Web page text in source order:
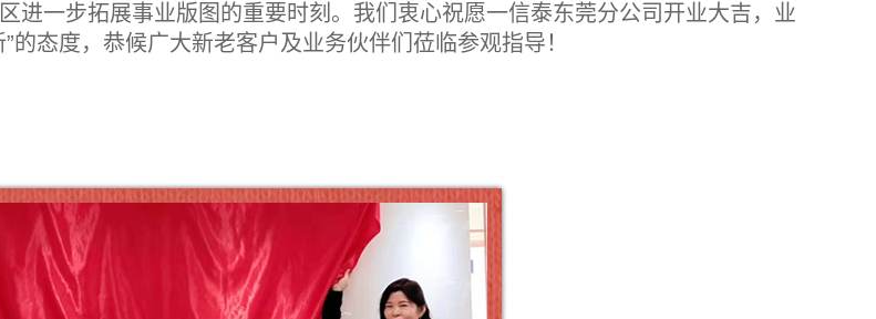
进一步拓展事业版图的重要时刻。我们衷心祝愿一信泰东莞分公司开业大吉，业
态度，恭候广大新老客户及业务伙伴们莅临参观指导！